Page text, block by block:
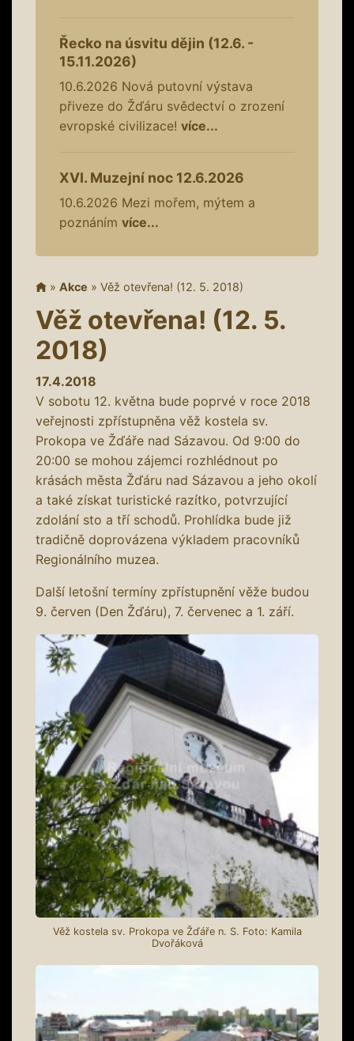
Řecko na úsvitu dějin (12.6. -
15.11.2026)
10.6.2026 Nová putovní výstava
přiveze do Žďáru svědectví o zrození
evropské civilizace! více...
XVI. Muzejní noc 12.6.2026
10.6.2026 Mezi mořem, mýtem a
poznáním více...
» Akce » Věž otevřena! (12. 5. 2018)
Věž otevřena! (12. 5.
2018)
17.4.2018
V sobotu 12. května bude poprvé v roce 2018
veřejnosti zpřístupněna věž kostela sv.
Prokopa ve Žďáře nad Sázavou. Od 9:00 do
20:00 se mohou zájemci rozhlédnout po
krásách města Žďáru nad Sázavou a jeho okolí
a také získat turistické razítko, potvrzující
zdolání sto a tří schodů. Prohlídka bude již
tradičně doprovázena výkladem pracovníků
Regionálního muzea.
Další letošní termíny zpřístupnění věže budou
9. červen (Den Žďáru), 7. červenec a 1. září.
Věž kostela sv. Prokopa ve Žďáře n. S. Foto: Kamila
Dvořáková